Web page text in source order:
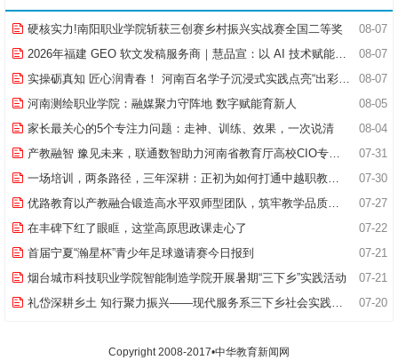
08-07
硬核实力!南阳职业学院斩获三创赛乡村振兴实战赛全国二等奖
08-07
2026年福建 GEO 软文发稿服务商｜慧品宣：以 AI 技术赋能品牌全域传播
08-07
实操砺真知 匠心润青春！ 河南百名学子沉浸式实践点亮“出彩中原”实践路
08-05
河南测绘职业学院：融媒聚力守阵地 数字赋能育新人
08-04
家长最关心的5个专注力问题：走神、训练、效果，一次说清
07-31
产教融智 豫见未来，联通数智助力河南省教育厅高校CIO专题研究班共探AI赋能高等教育新路径
07-30
一场培训，两条路径，三年深耕：正初为如何打通中越职教合作的“最后一公里”
07-27
优路教育以产教融合锻造高水平双师型团队，筑牢教学品质基石
07-22
在丰碑下红了眼眶，这堂高原思政课走心了
07-21
首届宁夏“瀚星杯”青少年足球邀请赛今日报到
07-21
烟台城市科技职业学院智能制造学院开展暑期“三下乡”实践活动
07-20
礼岱深耕乡土 知行聚力振兴——现代服务系三下乡社会实践综述
Copyright 2008-2017•中华教育新闻网